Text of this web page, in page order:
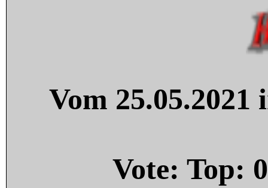
Vom
Vote: Top: 0